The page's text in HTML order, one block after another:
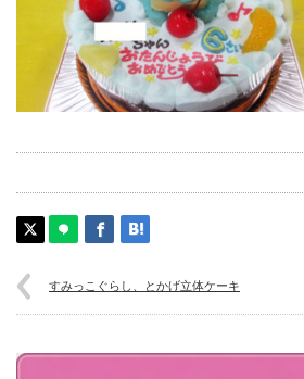
すみっこぐらし、とかげ立体ケーキ